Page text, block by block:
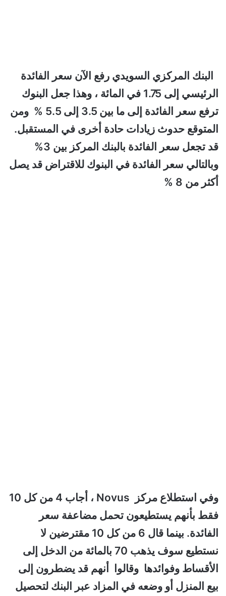
البنك المركزي السويدي رفع الآن سعر الفائدة
الرئيسي إلى 1.75 في المائة ، وهذا جعل البنوك
ترفع سعر الفائدة إلى ما بين 3.5 إلى 5.5
% ومن
المتوقع حدوث زيادات حادة أخرى في المستقبل.
قد تجعل سعر الفائدة بالبنك المركز بين 3%
وبالتالي سعر الفائدة في البنوك للاقتراض قد يصل
أكثر من 8 %
وفي استطلاع مركز Novus ، أجاب 4 من كل 10
فقط بأنهم يستطيعون تحمل مضاعفة سعر
الفائدة. بينما قال 6 من كل 10 مقترضين لا
نستطيع سوف يذهب 70 بالمائة من الدخل إلى
الأقساط وفوائدها وقالوا أنهم قد يضطرون إلى
بيع المنزل أو وضعه في المزاد عبر البنك لتحصيل